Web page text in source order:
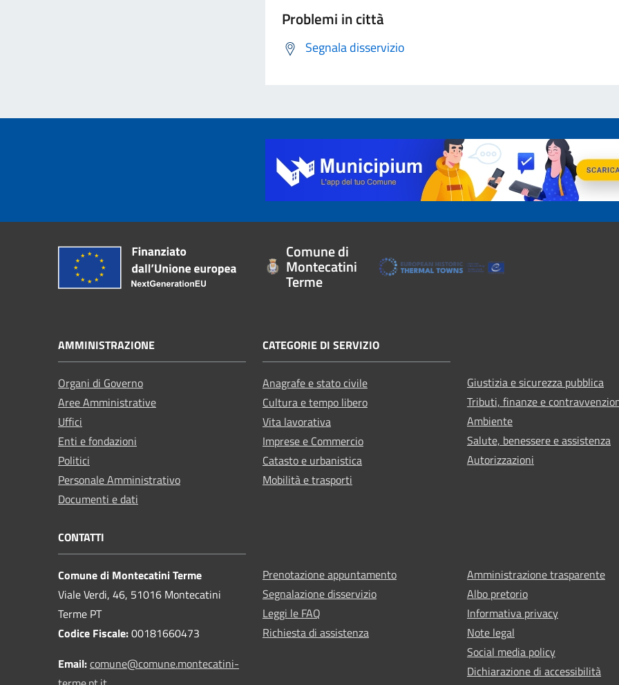
Problemi in città
Segnala disservizio
Comune di
Montecatini
Terme
AMMINISTRAZIONE
Organi di Governo
Aree Amministrative
Uffici
Enti e fondazioni
Politici
Personale Amministrativo
Documenti e dati
CATEGORIE DI SERVIZIO
Anagrafe e stato civile
Cultura e tempo libero
Vita lavorativa
Imprese e Commercio
Catasto e urbanistica
Mobilità e trasporti
Giustizia e sicurezza pubblica
Tributi, finanze e
Ambiente
Salute, benessere e assistenza
Autorizzazioni
CONTATTI
Comune di Montecatini Terme
Viale Verdi, 46, 51016 Montecatini
Terme PT
Codice Fiscale:00181660473
Email:comune@comune.montecatini-
Prenotazione appuntamento
Segnalazione disservizio
Leggi le FAQ
Richiesta di assistenza
Amministrazione trasparente
Albo pretorio
Informativa privacy
Note legal
Social media policy
Dichiarazione di accessibilità